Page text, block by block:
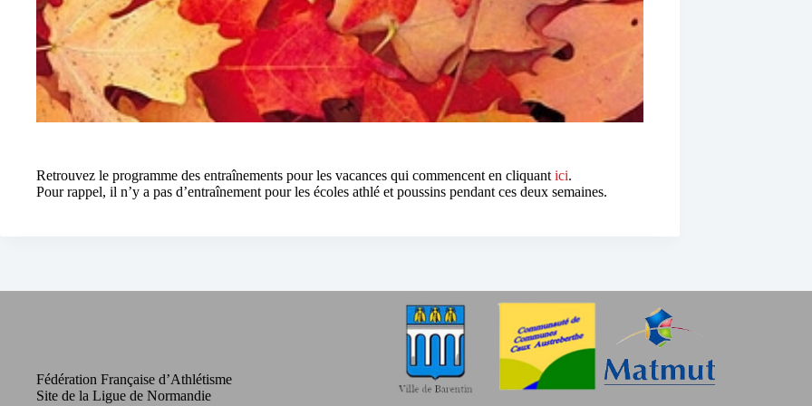
Retrouvez le programme des entraînements pour les vacances qui commencent en cliquant ici.
Pour rappel, il n’y a pas d’entraînement pour les écoles athlé et poussins pendant ces deux semaines.
Fédération Française d’Athlétisme
Site de la Ligue de Normandie